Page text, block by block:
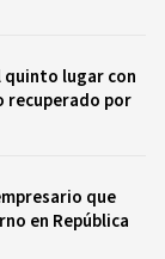
quinto lugar con
recuperado por
que
en República